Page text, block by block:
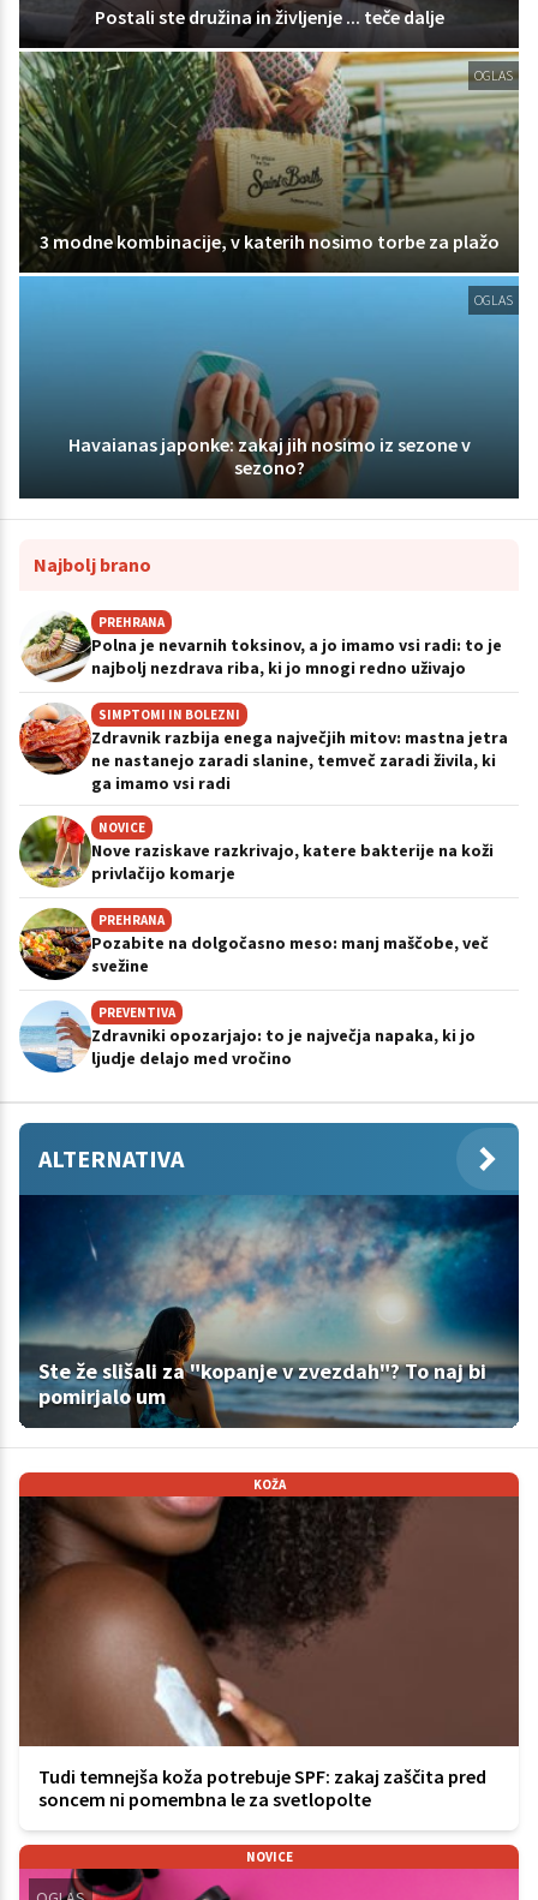
Postali ste družina in življenje ... teče dalje
OGLAS
3 modne kombinacije, v katerih nosimo torbe za plažo
OGLAS
Havaianas japonke: zakaj jih nosimo iz sezone v
sezono?
Najbolj brano
PREHRANA
Polna je nevarnih toksinov, a jo imamo vsi radi: to je
najbolj nezdrava riba, ki jo mnogi redno uživajo
SIMPTOMI IN BOLEZNI
Zdravnik razbija enega največjih mitov: mastna jetra
ne nastanejo zaradi slanine, temveč zaradi živila, ki
ga imamo vsi radi
NOVICE
Nove raziskave razkrivajo, katere bakterije na koži
privlačijo komarje
PREHRANA
Pozabite na dolgočasno meso: manj maščobe, več
svežine
PREVENTIVA
Zdravniki opozarjajo: to je največja napaka, ki jo
ljudje delajo med vročino
ALTERNATIVA
Ste že slišali za "kopanje v zvezdah"? To naj bi
pomirjalo um
KOŽA
Tudi temnejša koža potrebuje SPF: zakaj zaščita pred
soncem ni pomembna le za svetlopolte
NOVICE